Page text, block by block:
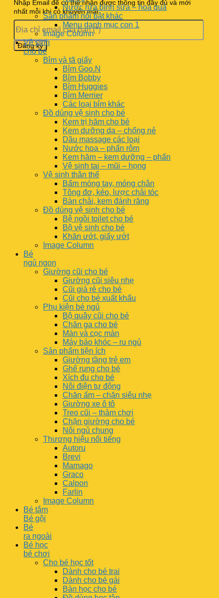
Nhập Email để có thể nhận được thông tin đầy đủ và mới
nhất mỗi khi có khuyến mãiNước rửa bình sữa – hoa quả
Sản phẩm nổi bật khác
Menu danh mục con 1
Image Column
Vệ sinh
cho bé
Bỉm và tã giấy
Bỉm Goo.N
Bỉm Bobby
Bỉm Huggies
Bỉm Merrier
Các loại bỉm khác
Đồ dùng vệ sinh cho bé
Kem trị hăm cho bé
Kem dưỡng da – chống nẻ
Dầu massage các loại
Nước hoa – phấn rôm
Kem hăm – kem dưỡng – phấn
Vệ sinh tai – mũi – họng
Vệ sinh thân thể
Bấm móng tay, móng chân
Tông đơ, kéo, lược chải tóc
Bàn chải, kem đánh răng
Đồ dùng vệ sinh cho bé
Bệ ngồi toilet cho bé
Bộ vệ sinh cho bé
Khăn ướt, giấy ướt
Image Column
Bé
ngủ ngon
Giường cũi cho bé
Giường cũi siêu nhẹ
Cũi giá rẻ cho bé
Cũi cho bé xuất khẩu
Phụ kiện bé ngủ
Bộ quây cũi cho bé
Chăn ga cho bé
Màn và cọc màn
Máy báo khóc – ru ngủ
Sản phẩm tiện ích
Giường tầng trẻ em
Ghế rung cho bé
Xích đu cho bé
Nôi điện tự động
Chăn ấm – chăn siêu nhẹ
Giường xe ô tô
Treo cũi – thảm chơi
Chặn giường cho bé
Nôi ngủ chung
Thương hiệu nổi tiếng
Autoru
Brevi
Mamago
Graco
Calpon
Farlin
Image Column
Bé tắm
Bé gội
Bé
ra ngoài
Bé học
bé chơi
Cho bé học tốt
Dành cho bé trai
Dành cho bé gái
Bàn học cho bé